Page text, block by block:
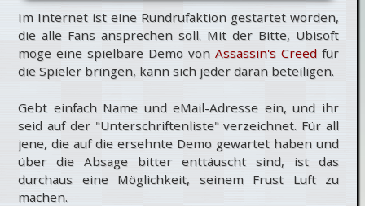
Im Internet ist eine Rundrufaktion gestartet worden,
die alle Fans ansprechen soll. Mit der Bitte, Ubisoft
möge eine spielbare Demo von Assassin's Creed für
die Spieler bringen, kann sich jeder daran beteiligen.
Gebt einfach Name und eMail-Adresse ein, und ihr
seid auf der "Unterschriftenliste" verzeichnet. Für all
jene, die auf die ersehnte Demo gewartet haben und
über die Absage bitter enttäuscht sind, ist das
durchaus eine Möglichkeit, seinem Frust Luft zu
machen.